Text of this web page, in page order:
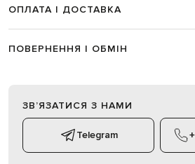
ОПЛАТА І ДОСТАВКА
ПОВЕРНЕННЯ І ОБМІН
ЗВʼЯЗАТИСЯ З НАМИ
Telegram